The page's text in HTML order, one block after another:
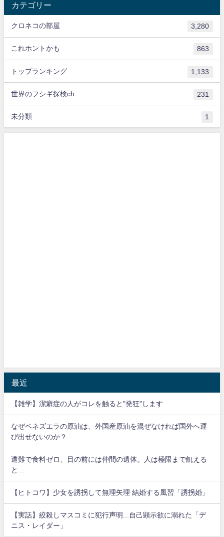
カテゴリー
クロネコの部屋 3,280
これホントかも 863
トップランキング 1,133
世界のフシギ探検ch 231
未分類 1
最近
【雑学】潔癖症の人がコレを触ると"発狂"します
なぜベネズエラの原油は、外国産原油を混ぜなければ国外へ運
び出せないのか？
遭難で食料ゼロ、目の前には仲間の遺体。人は極限まで飢える
と...
【ヒトコワ】少女を誘拐して無理矢理 結婚する風習「誘拐婚」
【実話】絞殺しマスコミに犯行声明...自己顕示欲に溺れた「デ
ニス・レイダー」